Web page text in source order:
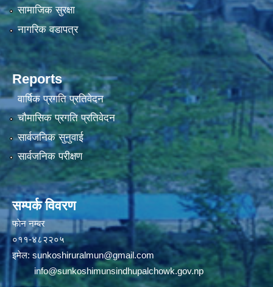
सामाजिक सुरक्षा
नागरिक वडापत्र
Reports
वार्षिक प्रगति प्रतिवेदन
चौमासिक प्रगति प्रतिवेदन
सार्वजनिक सुनुवाई
सार्वजनिक परीक्षण
सम्पर्क विवरण
फाेन न‌‍‍‍‌‌म्बर
०११-४८२२०५
इमेल: sunkoshiruralmun@gmail.com
info@sunkoshimunsindhupalchowk.gov.np